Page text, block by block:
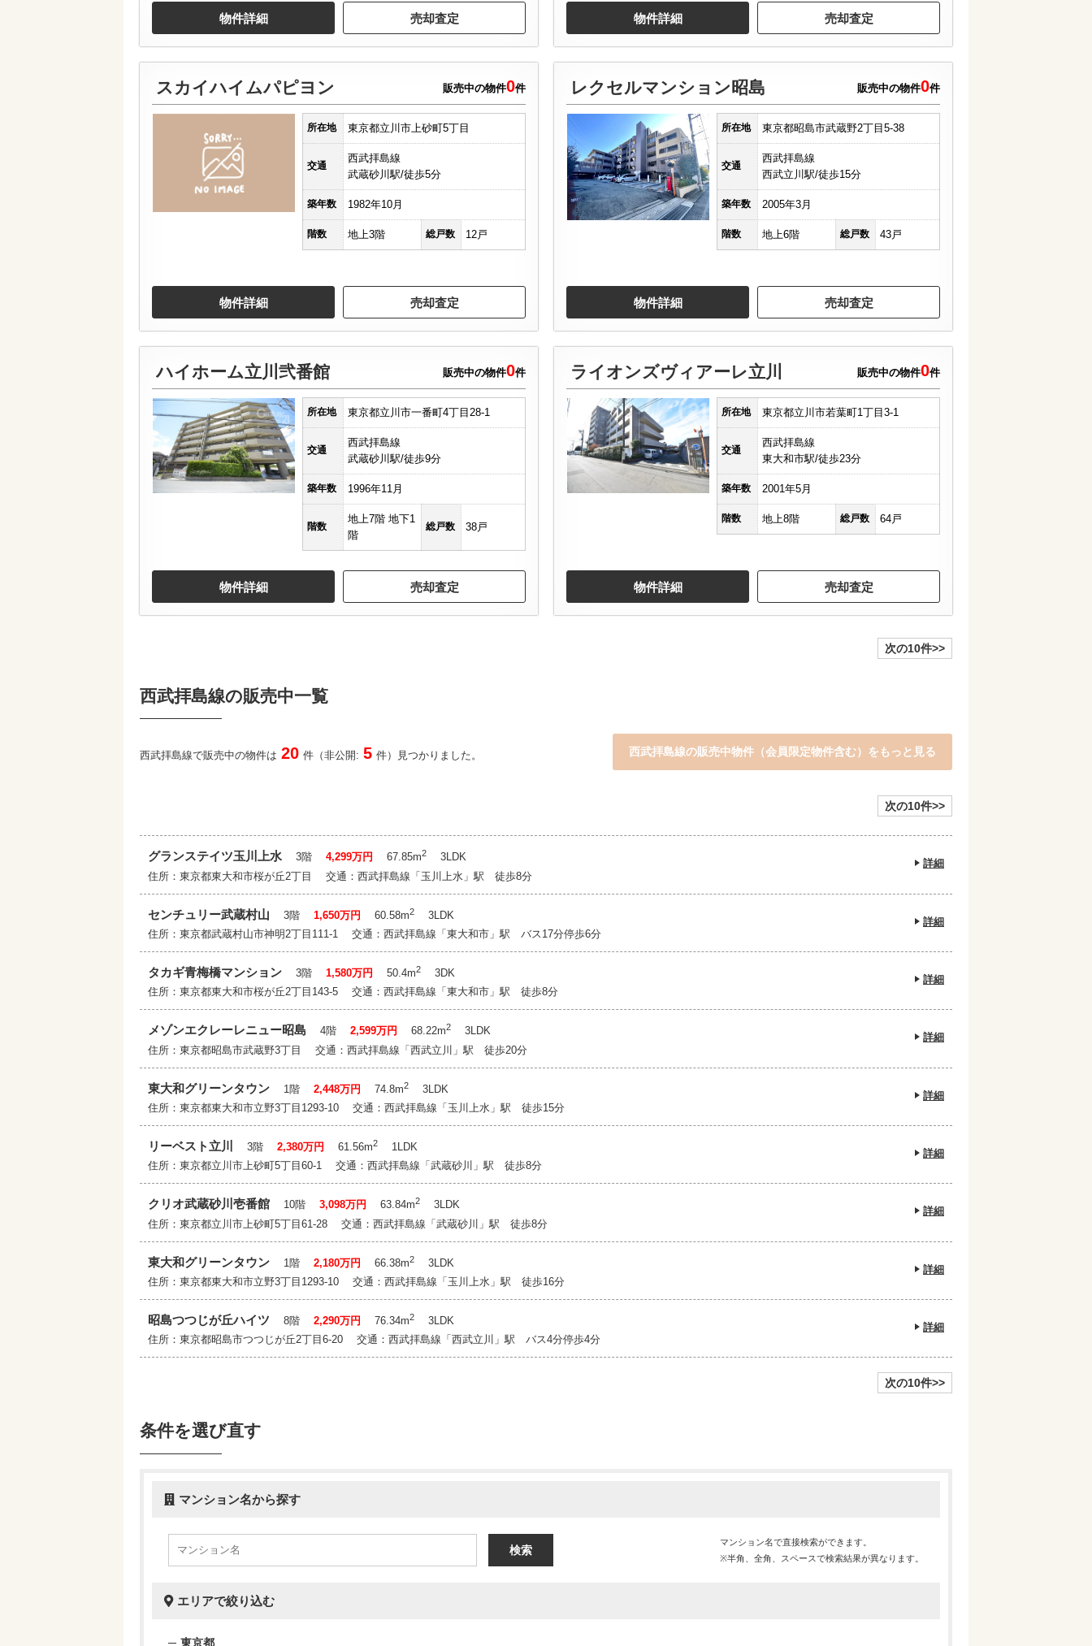
物件詳細 売却査定 物件詳細 売却査定
スカイハイムパピヨン 販売中の物件0件
所在地 東京都立川市上砂町5丁目
交通
西武拝島線
武蔵砂川駅/徒歩5分
築年数 1982年10月
階数 地上3階 総戸数 12戸
物件詳細 売却査定
レクセルマンション昭島 販売中の物件0件
所在地 東京都昭島市武蔵野2丁目5-38
交通
西武拝島線
西武立川駅/徒歩15分
築年数 2005年3月
階数 地上6階 総戸数 43戸
物件詳細 売却査定
ハイホーム立川弐番館 販売中の物件0件
所在地 東京都立川市一番町4丁目28-1
交通
西武拝島線
武蔵砂川駅/徒歩9分
築年数 1996年11月
階数
地上7階 地下1
階
総戸数 38戸
物件詳細 売却査定
ライオンズヴィアーレ立川 販売中の物件0件
所在地 東京都立川市若葉町1丁目3-1
交通
西武拝島線
東大和市駅/徒歩23分
築年数 2001年5月
階数 地上8階 総戸数 64戸
物件詳細 売却査定
次の10件>>
西武拝島線の販売中一覧
西武拝島線で販売中の物件は 20 件（非公開: 5 件）見つかりました。 西武拝島線の販売中物件（会員限定物件含む）をもっと見る
次の10件>>
グランステイツ玉川上水3階 4,299万円 67.85m2
3LDK
住所：東京都東大和市桜が丘2丁目 交通：西武拝島線「玉川上水」駅 徒歩8分
詳細
センチュリー武蔵村山 3階 1,650万円 60.58m2
3LDK
住所：東京都武蔵村山市神明2丁目111-1 交通：西武拝島線「東大和市」駅 バス17分停歩6分
詳細
タカギ青梅橋マンション 3階 1,580万円 50.4m2
3DK
住所：東京都東大和市桜が丘2丁目143-5 交通：西武拝島線「東大和市」駅 徒歩8分
詳細
メゾンエクレーレニュー昭島 4階 2,599万円 68.22m2
3LDK
住所：東京都昭島市武蔵野3丁目 交通：西武拝島線「西武立川」駅 徒歩20分
詳細
東大和グリーンタウン 1階 2,448万円 74.8m2
3LDK
住所：東京都東大和市立野3丁目1293-10 交通：西武拝島線「玉川上水」駅 徒歩15分
詳細
リーベスト立川 3階 2,380万円 61.56m2
1LDK
住所：東京都立川市上砂町5丁目60-1 交通：西武拝島線「武蔵砂川」駅 徒歩8分
詳細
クリオ武蔵砂川壱番館 10階 3,098万円 63.84m2
3LDK
住所：東京都立川市上砂町5丁目61-28 交通：西武拝島線「武蔵砂川」駅 徒歩8分
詳細
東大和グリーンタウン 1階 2,180万円 66.38m2
3LDK
住所：東京都東大和市立野3丁目1293-10 交通：西武拝島線「玉川上水」駅 徒歩16分
詳細
昭島つつじが丘ハイツ 8階 2,290万円 76.34m2
3LDK
住所：東京都昭島市つつじが丘2丁目6-20 交通：西武拝島線「西武立川」駅 バス4分停歩4分
詳細
次の10件>>
条件を選び直す
マンション名から探す
マンション名で直接検索ができます。
※半角、全角、スペースで検索結果が異なります。
エリアで絞り込む
東京都